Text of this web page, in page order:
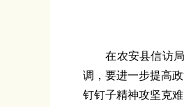
在农安县信访局
调，要进一步提高
钉钉子精神攻坚克